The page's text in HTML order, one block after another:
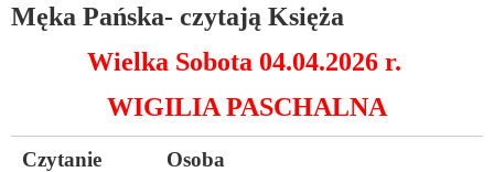
Męka Pańska- czytają Księża
Wielka Sobota 04.04.2026 r.
WIGILIA PASCHALNA
Czytanie
Osoba